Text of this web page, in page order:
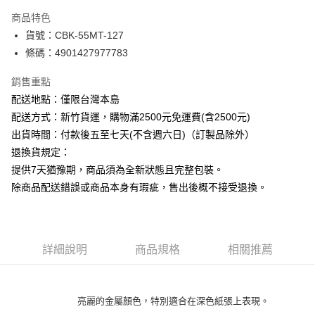
悠遊付
ATM付款
運送方式
下單前請先詢問庫存
每筆NT$130，滿NT$2,500(含以上)免運費
商品特色
貨號：CBK-55MT-127
條碼：4901427977783
銷售重點
配送地點：僅限台灣本島
配送方式：新竹貨運，購物滿2500元免運費(含2500元)
出貨時間：付款後五至七天(不含週六日)（訂製品除外）
退換貨規定：
提供7天猶豫期，商品須為全新狀態且完整包裝。
除商品配送錯誤或商品本身有瑕疵，售出後概不接受退換。
詳細說明 商品規格 相關推薦
亮麗的金屬顏色，特別適合在深色紙張上表現。